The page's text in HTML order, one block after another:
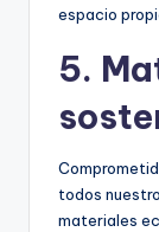
espacio
5.
todos
materiales